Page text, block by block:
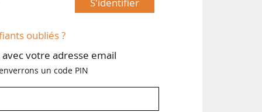
oubliés ?
votre adresse email
un code PIN